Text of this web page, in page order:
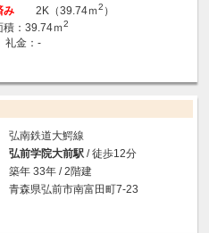
み 2K（39.74ｍ2 ）
積：39.74ｍ2
金：-
弘南鉄道大鰐線
弘前学院大前駅 / 徒歩12分
築年 33年 / 2階建
青森県弘前市南富田町7-23